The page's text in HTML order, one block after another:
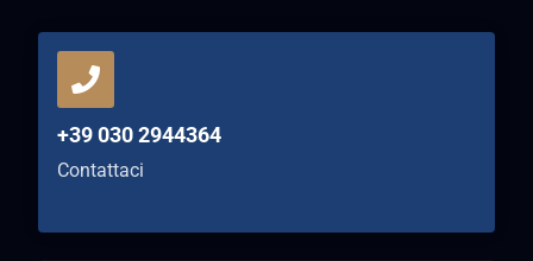
+39 030 2944364
Contattaci